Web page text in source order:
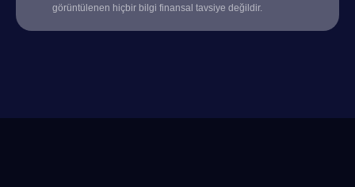
görüntülenen hiçbir bilgi finansal tavsiye değildir.